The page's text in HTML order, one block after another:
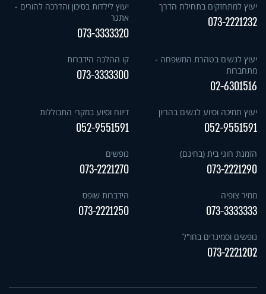
יעוץ למתחזקים בתחילת הדרך
073-2221232
יעוץ לילדות בסיכון והדרכה להורים -
אתגר
073-3333320
יעוץ לנשים בטהרת המשפחה -
מתחברות
02-6301516
קו ההלכה הידברות
073-3333300
יעוץ תמיכה וסיוע לנשים בהריון
052-9551591
דיווח וסיוע במקרי התבוללות
052-9551591
הזמנת חוגי בית (בחינם)
073-2221290
נופשים
073-2221270
ממיר צופיה
073-3333333
הידברות שופס
073-2221250
נופשים וסמינרים בחו"ל
073-2221202